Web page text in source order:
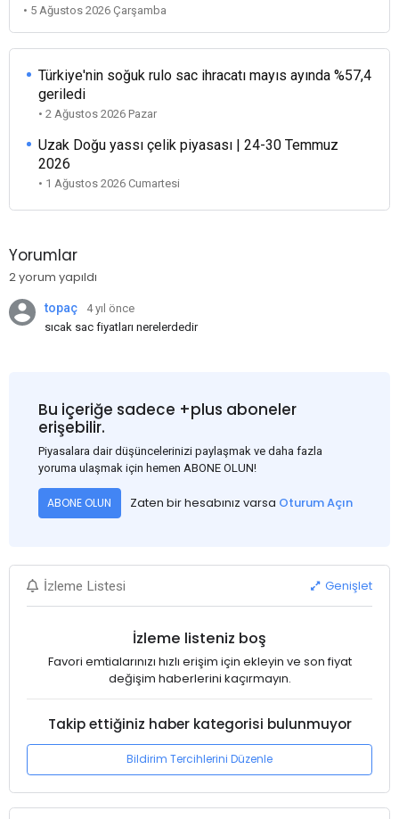
• 5 Ağustos 2026 Çarşamba
Türkiye'nin soğuk rulo sac ihracatı mayıs ayında %57,4
geriledi
• 2 Ağustos 2026 Pazar
Uzak Doğu yassı çelik piyasası | 24-30 Temmuz
2026
• 1 Ağustos 2026 Cumartesi
Yorumlar
2 yorum yapıldı
topaç
4 yıl önce
sıcak sac fiyatları nerelerdedir
Bu içeriğe sadece +plus aboneler
erişebilir.
Piyasalara dair düşüncelerinizi paylaşmak ve daha fazla
yoruma ulaşmak için hemen ABONE OLUN!
ABONE OLUN Zaten bir hesabınız varsa Oturum Açın
İzleme Listesi Genişlet
İzleme listeniz boş
Favori emtialarınızı hızlı erişim için ekleyin ve son fiyat
değişim haberlerini kaçırmayın.
Takip ettiğiniz haber kategorisi bulunmuyor
Bildirim Tercihlerini Düzenle